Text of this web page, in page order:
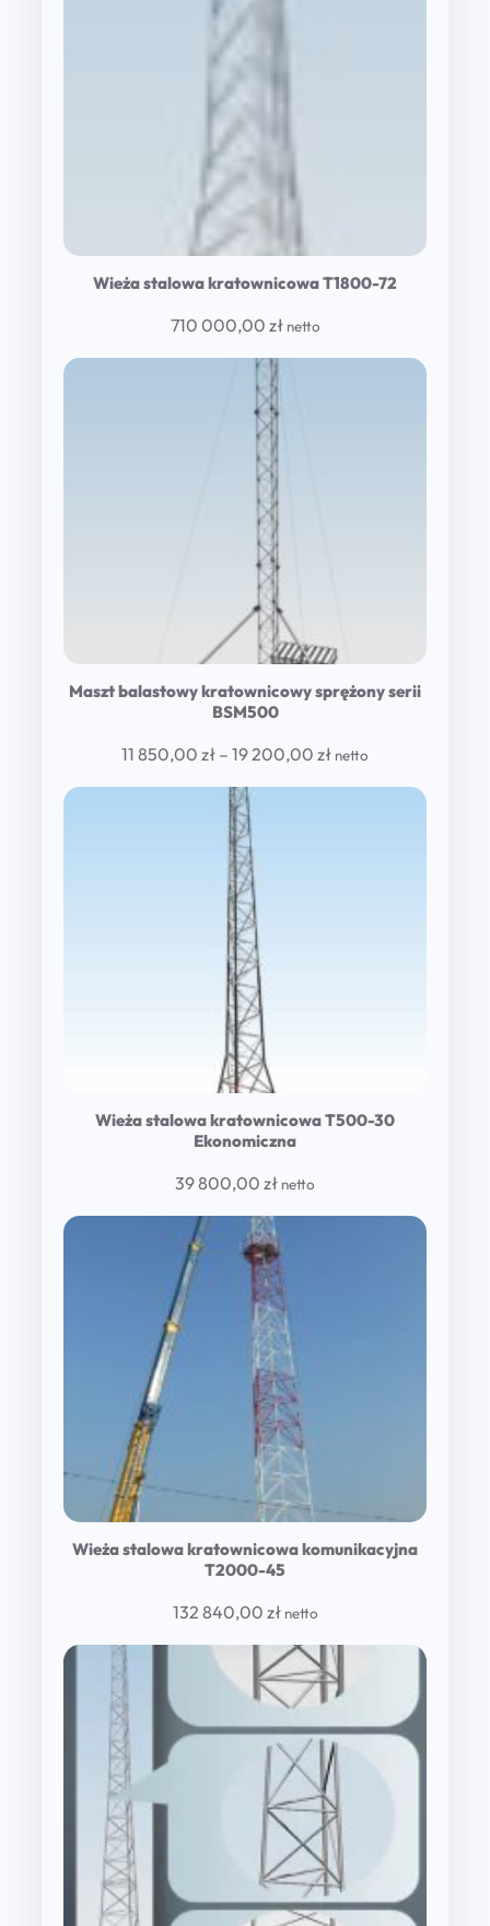
Wieża stalowa kratownicowa T1800-72
710 000,00 zł netto
Maszt balastowy kratownicowy sprężony serii
BSM500
11 850,00 zł – 19 200,00 złPrice
range:
netto
Wieża stalowa kratownicowa T500-30
Ekonomiczna
39 800,00 zł netto
Wieża stalowa kratownicowa komunikacyjna
T2000-45
132 840,00 zł netto